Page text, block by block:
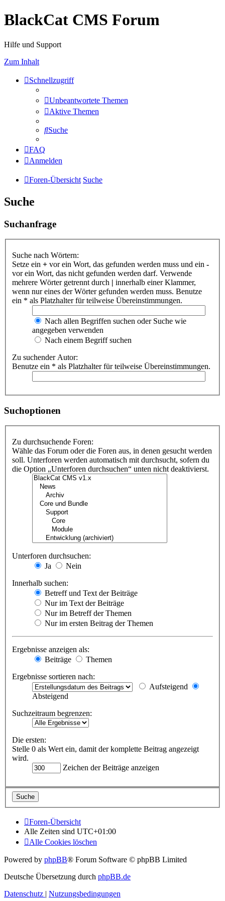
BlackCat CMS Forum
Hilfe und Support
Zum Inhalt
Schnellzugriff
Unbeantwortete Themen
Aktive Themen
Suche
FAQ
Anmelden
Foren-Übersicht Suche
Suche
Suchanfrage
Suche nach Wörtern:
Setze ein + vor ein Wort, das gefunden werden muss und ein -
vor ein Wort, das nicht gefunden werden darf. Verwende
mehrere Wörter getrennt durch | innerhalb einer Klammer,
wenn nur eines der Wörter gefunden werden muss. Benutze
ein * als Platzhalter für teilweise Übereinstimmungen.
Nach allen Begriffen suchen oder Suche wie
angegeben verwenden
Nach einem Begriff suchen
Zu suchender Autor:
Benutze ein * als Platzhalter für teilweise Übereinstimmungen.
Suchoptionen
Zu durchsuchende Foren:
Wähle das Forum oder die Foren aus, in denen gesucht werden
soll. Unterforen werden automatisch mit durchsucht, sofern du
die Option „Unterforen durchsuchen“ unten nicht deaktivierst.
Unterforen durchsuchen:
Ja
Nein
Innerhalb suchen:
Betreff und Text der Beiträge
Nur im Text der Beiträge
Nur im Betreff der Themen
Nur im ersten Beitrag der Themen
Ergebnisse anzeigen als:
Beiträge
Themen
Ergebnisse sortieren nach:
Aufsteigend
Absteigend
Suchzeitraum begrenzen:
Die ersten:
Stelle 0 als Wert ein, damit der komplette Beitrag angezeigt
wird.
Zeichen der Beiträge anzeigen
Foren-Übersicht
Alle Zeiten sind UTC+01:00
Alle Cookies löschen
Powered by phpBB® Forum Software © phpBB Limited
Deutsche Übersetzung durch phpBB.de
Datenschutz | Nutzungsbedingungen